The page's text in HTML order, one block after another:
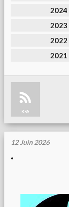
2024
2023
2022
2021
RSS
12 Juin 2026
.